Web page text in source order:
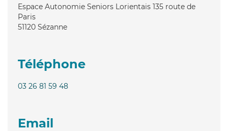
Espace Autonomie Seniors Lorientais 135 route de
Paris
51120 Sézanne
Téléphone
03 26 81 59 48
Email